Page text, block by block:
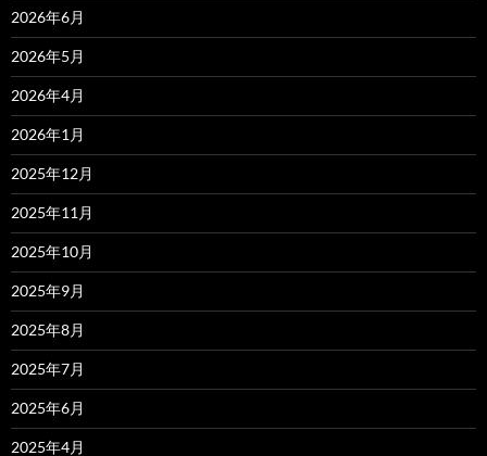
2026年6月
2026年5月
2026年4月
2026年1月
2025年12月
2025年11月
2025年10月
2025年9月
2025年8月
2025年7月
2025年6月
2025年4月